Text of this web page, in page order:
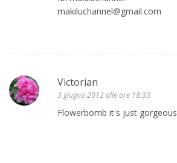
makiluchannel@gmail.com
Victorian
3 giugno 2012 alle ore 18:33
Flowerbomb it's just gorgeous